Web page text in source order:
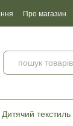
Про магазин
оферти
Дитячий текстиль